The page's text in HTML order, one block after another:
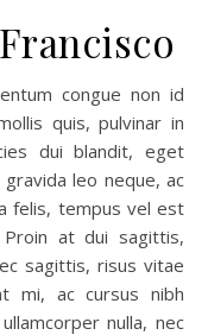
quis, pulvinar in
dui blandit, eget
leo neque, ac
felis, tempus vel est
at dui sagittis,
sagittis, risus vitae
mi, ac cursus nibh
nulla, nec